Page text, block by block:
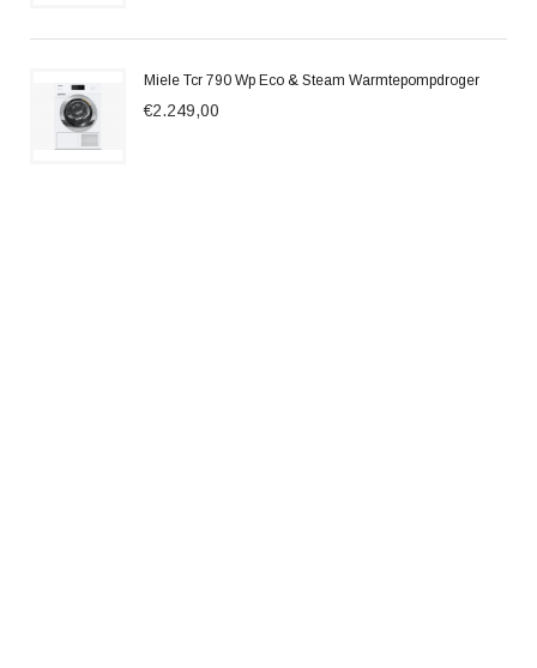
Miele Tcr 790 Wp Eco & Steam Warmtepompdroger
€2.249,00